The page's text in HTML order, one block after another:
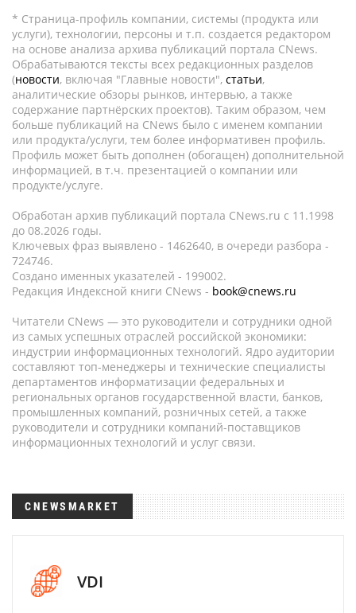
* Страница-профиль компании, системы (продукта или
услуги), технологии, персоны и т.п. создается редактором
на основе анализа архива публикаций портала CNews.
Обрабатываются тексты всех редакционных разделов
(новости, включая "Главные новости", статьи,
аналитические обзоры рынков, интервью, а также
содержание партнёрских проектов). Таким образом, чем
больше публикаций на CNews было с именем компании
или продукта/услуги, тем более информативен профиль.
Профиль может быть дополнен (обогащен) дополнительной
информацией, в т.ч. презентацией о компании или
продукте/услуге.
Обработан архив публикаций портала CNews.ru c 11.1998
до 08.2026 годы.
Ключевых фраз выявлено - 1462640, в очереди разбора -
724746.
Создано именных указателей - 199002.
Редакция Индексной книги CNews - book@cnews.ru
Читатели CNews — это руководители и сотрудники одной
из самых успешных отраслей российской экономики:
индустрии информационных технологий. Ядро аудитории
составляют топ-менеджеры и технические специалисты
департаментов информатизации федеральных и
региональных органов государственной власти, банков,
промышленных компаний, розничных сетей, а также
руководители и сотрудники компаний-поставщиков
информационных технологий и услуг связи.
CNEWSMARKET
VDI